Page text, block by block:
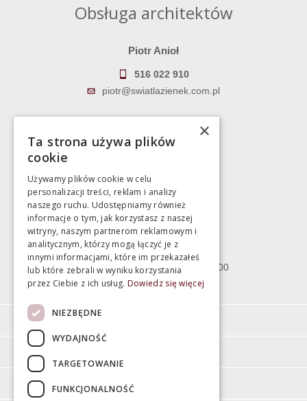
Obsługa architektów
Piotr Anioł
516 022 910
piotr@swiatlazienek.com.pl
783 043 083
Magazyn
Bartycka 24/26 Hala 100
00-716 Warszawa
poniedziałek - piątek 10:00 - 18:00
sobota 10:00 - 15:00
Moje konto
×
Ta strona używa plików
cookie
Używamy plików cookie w celu
personalizacji treści, reklam i analizy
naszego ruchu. Udostępniamy również
informacje o tym, jak korzystasz z naszej
witryny, naszym partnerom reklamowym i
analitycznym, którzy mogą łączyć je z
innymi informacjami, które im przekazałeś
lub które zebrali w wyniku korzystania
przez Ciebie z ich usług. Dowiedz się więcej
NIEZBĘDNE
WYDAJNOŚĆ
TARGETOWANIE
FUNKCJONALNOŚĆ